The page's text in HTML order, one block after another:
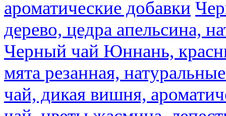
ароматические добавки
дерево, цедра апельсина,
Черный чай Юннань,
мята резанная,
чай, дикая вишня,